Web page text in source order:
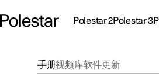
Polestar 2Polestar 3
手册视频库软件更新